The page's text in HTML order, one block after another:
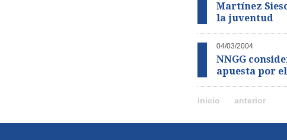
Martínez
la juventud
04/03/2004
NNGG
apuesta por
inicio anterior